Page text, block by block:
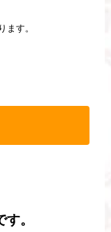
す。
。